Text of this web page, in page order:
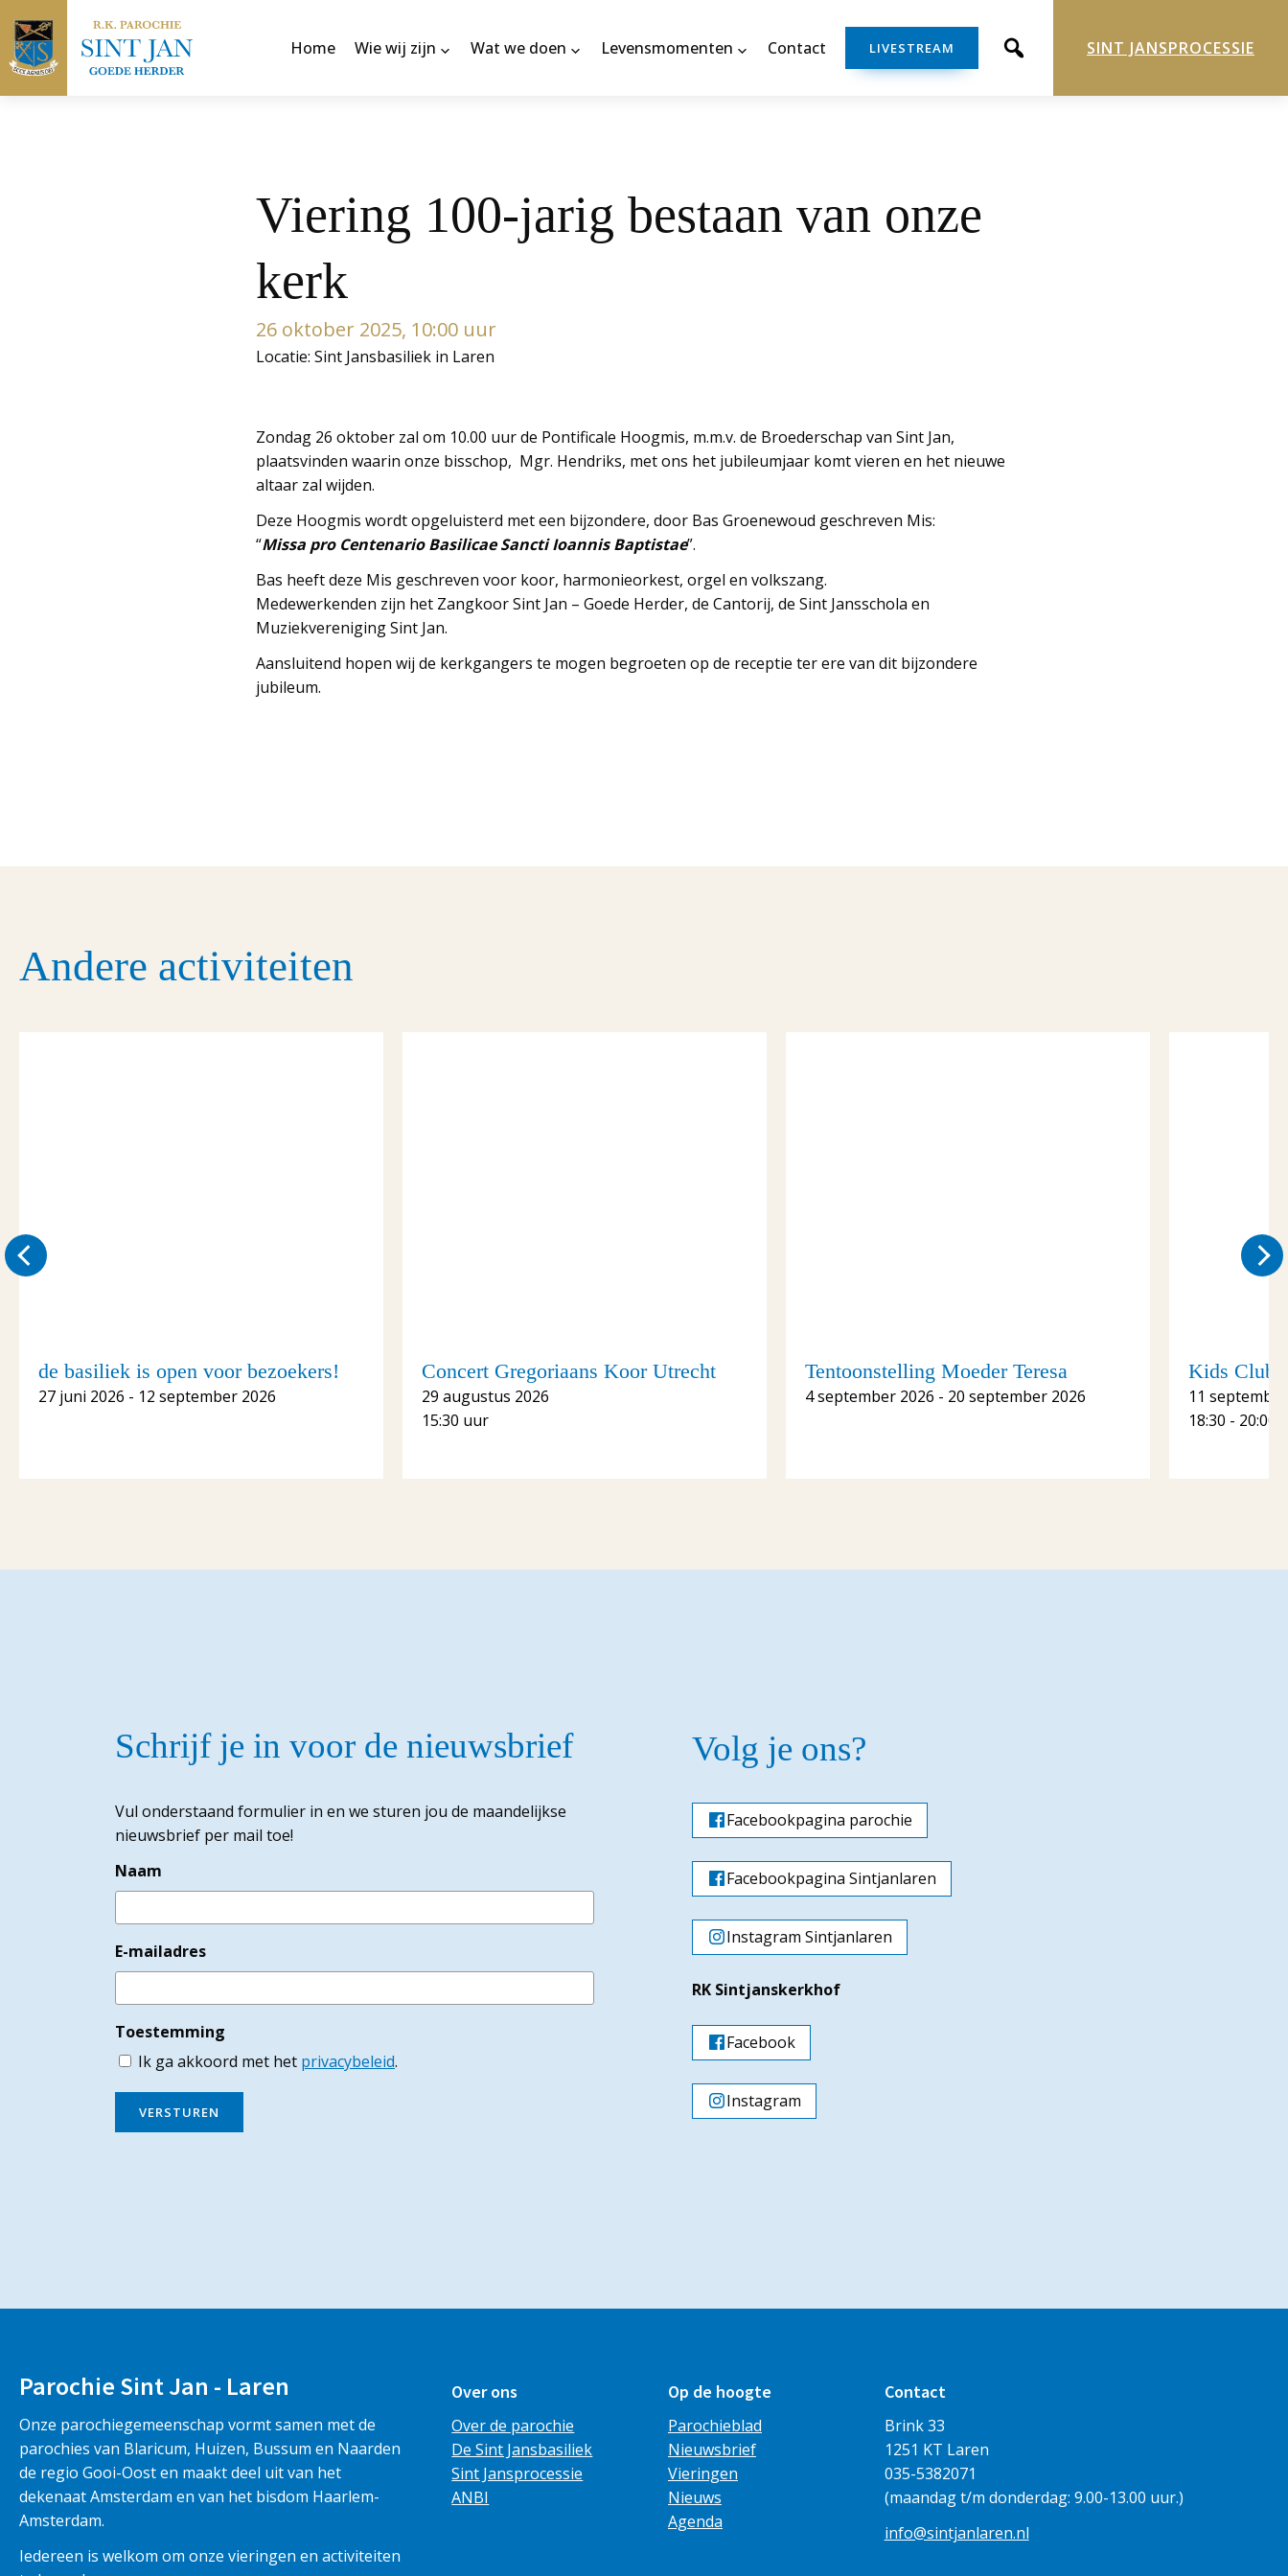
Home Wie wij zijn Wat we doen Levensmomenten Contact LIVESTREAM SINT JANSPROCESSIE
Viering 100-jarig bestaan van onze
kerk
26 oktober 2025, 10:00 uur
Locatie: Sint Jansbasiliek in Laren
Zondag 26 oktober zal om 10.00 uur de Pontificale Hoogmis, m.m.v. de Broederschap van Sint Jan,
plaatsvinden waarin onze bisschop, Mgr. Hendriks, met ons het jubileumjaar komt vieren en het nieuwe
altaar zal wijden.
Deze Hoogmis wordt opgeluisterd met een bijzondere, door Bas Groenewoud geschreven Mis:
“Missa pro Centenario Basilicae Sancti Ioannis Baptistae”.
Bas heeft deze Mis geschreven voor koor, harmonieorkest, orgel en volkszang.
Medewerkenden zijn het Zangkoor Sint Jan – Goede Herder, de Cantorij, de Sint Jansschola en
Muziekvereniging Sint Jan.
Aansluitend hopen wij de kerkgangers te mogen begroeten op de receptie ter ere van dit bijzondere
jubileum.
Andere activiteiten
de basiliek is open voor bezoekers!
27 juni 2026 - 12 september 2026
Concert Gregoriaans Koor Utrecht
29 augustus 2026
15:30 uur
Tentoonstelling Moeder Teresa
4 september 2026 - 20 september 2026
Kids Club
11
18:30 - 20:00
Schrijf je in voor de nieuwsbrief
Vul onderstaand formulier in en we sturen jou de maandelijkse
nieuwsbrief per mail toe!
Naam
E-mailadres
Toestemming
Ik ga akkoord met het privacybeleid.
VERSTUREN
Volg je ons?
Facebookpagina parochie
Facebookpagina Sintjanlaren
Instagram Sintjanlaren
RK Sintjanskerkhof
Facebook
Instagram
Parochie Sint Jan - Laren
Onze parochiegemeenschap vormt samen met de
parochies van Blaricum, Huizen, Bussum en Naarden
de regio Gooi-Oost en maakt deel uit van het
dekenaat Amsterdam en van het bisdom Haarlem-
Amsterdam.
Iedereen is welkom om onze vieringen en activiteiten
Over ons
Over de parochie
De Sint Jansbasiliek
Sint Jansprocessie
ANBI
Op de hoogte
Parochieblad
Nieuwsbrief
Vieringen
Nieuws
Agenda
Contact
Brink 33
1251 KT Laren
035-5382071
(maandag t/m donderdag: 9.00-13.00 uur.)
info@sintjanlaren.nl